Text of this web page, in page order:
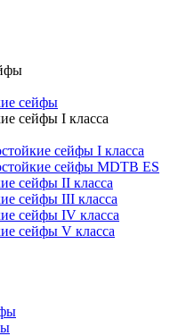
сейфы
сейфы I класса
сейфы I класса
сейфы MDTB ES
сейфы II класса
сейфы III класса
сейфы IV класса
сейфы V класса